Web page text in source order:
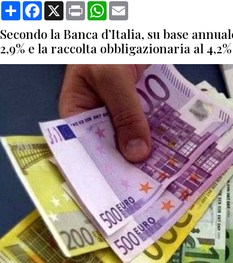
CondividiFacebook
X Print WhatsApp
Secondo la Banca d’Italia, su base
2,9% e la raccolta obbligazionaria al 4,2%